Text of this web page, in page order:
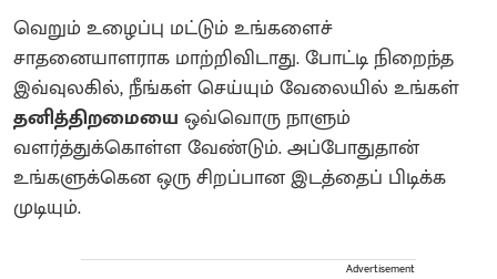
வெறும் உழைப்பு மட்டும் உங்களைச்
சாதனையாளராக மாற்றிவிடாது. போட்டி நிறைந்த
இவ்வுலகில், நீங்கள் செய்யும் வேலையில் உங்கள்
தனித்திறமையை ஒவ்வொரு நாளும்
வளர்த்துக்கொள்ள வேண்டும். அப்போதுதான்
உங்களுக்கென ஒரு சிறப்பான இடத்தைப் பிடிக்க
முடியும்.
Advertisement